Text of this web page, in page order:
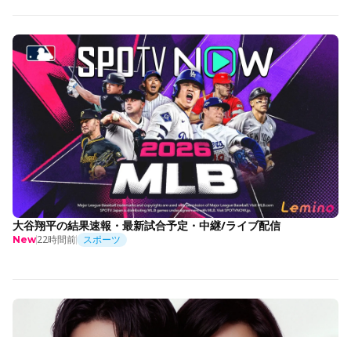
大谷翔平の結果速報・最新試合予定・中継/ライブ配信
New22時間前 スポーツ